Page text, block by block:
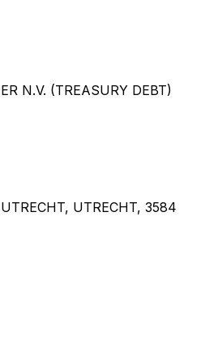
N.V. (TREASURY DEBT)
UTRECHT, 3584